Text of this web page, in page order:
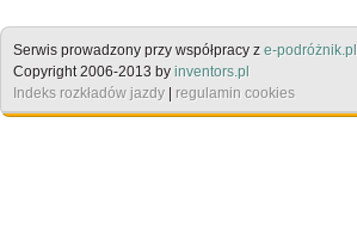
Serwis prowadzony przy współpracy z e-podróżnik.pl
Copyright 2006-2013 by inventors.pl
Indeks rozkładów jazdy | regulamin cookies